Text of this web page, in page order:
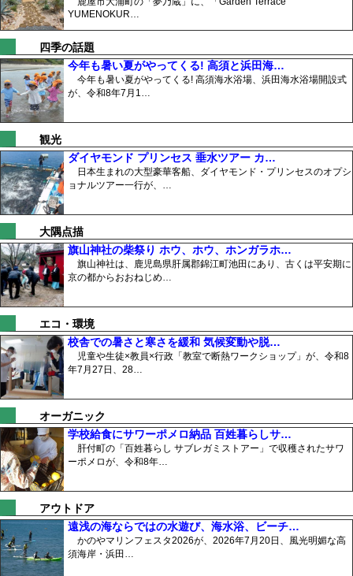
YUMENOKUR…
四季の話題
今年も暑い夏がやってくる! 高須と浜田海…
今年も暑い夏がやってくる! 高須海水浴場、浜田海水浴場開設式
が、令和8年7月1…
観光
ダイヤモンド プリンセス 垂水ツアー カ…
日本生まれの大型豪華客船、ダイヤモンド・プリンセスのオプシ
ョナルツアー一行が、…
大隅点描
旗山神社の柴祭り ホウ、ホウ、ホンガラホ…
旗山神社は、鹿児島県肝属郡錦江町池田にあり、古くは平安期に
京の都からおおねじめ…
エコ・環境
校舎での暑さと寒さを緩和 気候変動や脱…
児童や生徒×教員×行政「教室で断熱ワークショップ」が、令和8
年7月27日、28…
オーガニック
学校給食にサワーポメロ納品 百姓暮らしサ…
肝付町の「百姓暮らし サブレガミストアー」で収穫されたサワ
ーポメロが、令和8年…
アウトドア
遠浅の海ならではの水遊び、海水浴、ビーチ…
かのやマリンフェスタ2026が、2026年7月20日、風光明媚な高
須海岸・浜田…